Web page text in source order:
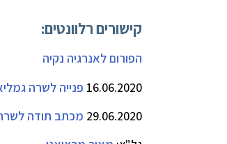
קישורים רלוונטים:
הפורום לאנרגיה נקיה
16.06.2020 פנייה לשרה
29.06.2020 מכתב תודה